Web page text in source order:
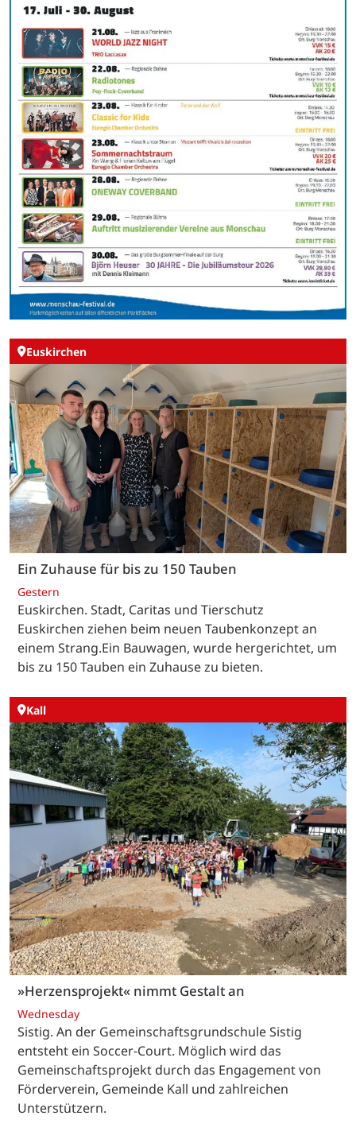
Euskirchen
Ein Zuhause für bis zu 150 Tauben
Gestern
Euskirchen. Stadt, Caritas und Tierschutz
Euskirchen ziehen beim neuen Taubenkonzept an
einem Strang.Ein Bauwagen, wurde hergerichtet, um
bis zu 150 Tauben ein Zuhause zu bieten.
Kall
»Herzensprojekt« nimmt Gestalt an
Wednesday
Sistig. An der Gemeinschaftsgrundschule Sistig
entsteht ein Soccer-Court. Möglich wird das
Gemeinschaftsprojekt durch das Engagement von
Förderverein, Gemeinde Kall und zahlreichen
Unterstützern.